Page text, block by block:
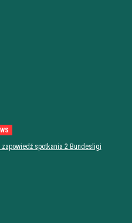
spotkania 2 Bundesligi